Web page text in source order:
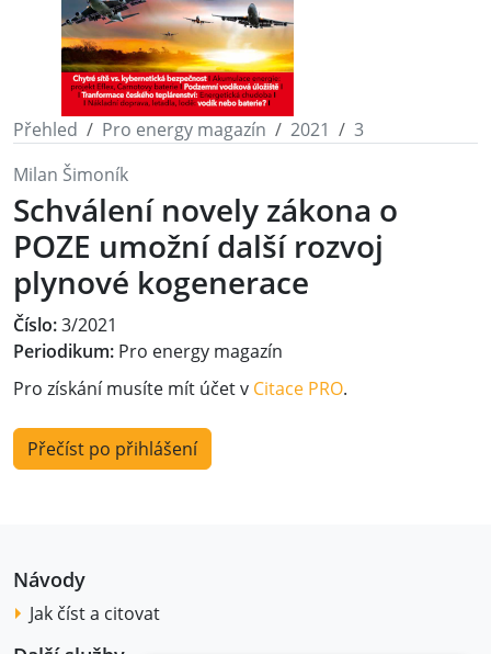
Přehled Pro energy magazín 2021
3
Milan Šimoník
Schválení novely zákona o
POZE umožní další rozvoj
plynové kogenerace
Číslo:3/2021
Periodikum: Pro energy magazín
Pro získání musíte mít účet v Citace PRO.
Přečíst po přihlášení
Návody
Jak číst a citovat